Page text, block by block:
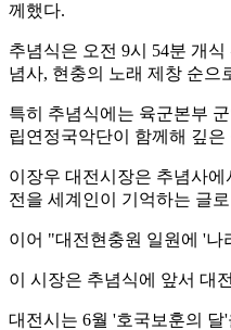
께했다.
추념식은 오전 9시 54분 개
념사, 현충의 노래 제창 순으
특히 추념식에는 육군본부
립연정국악단이 함께해 깊은
이장우 대전시장은 추념사
전을 세계인이 기억하는 글
이어 "대전현충원 일원에 '나
이 시장은 추념식에 앞서 대
대전시는 6월 '호국보훈의